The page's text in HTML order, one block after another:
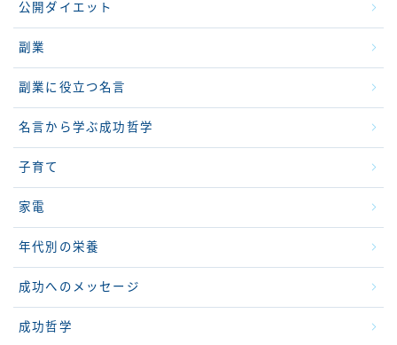
公開ダイエット
副業
副業に役立つ名言
名言から学ぶ成功哲学
子育て
家電
年代別の栄養
成功へのメッセージ
成功哲学